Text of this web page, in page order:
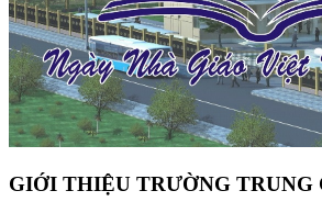
GIỚI THIỆU TRƯỜNG TRUNG